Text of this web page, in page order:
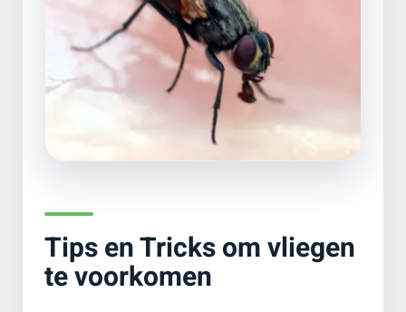
Tips en Tricks om vliegen
te voorkomen